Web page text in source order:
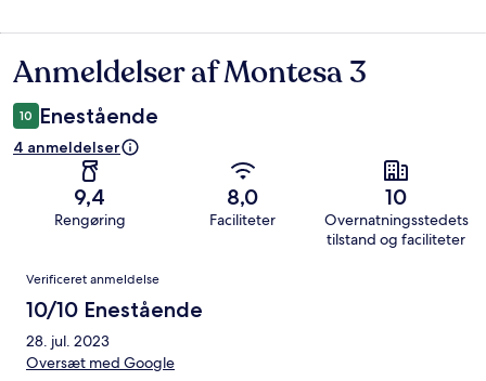
Anmeldelser
Anmeldelser af Montesa 3
10 Enestående
4 anmeldelser
9,4
Rengøring
8,0
Faciliteter
10
Overnatningsstedets
tilstand og faciliteter
Anmeldelser
Verificeret anmeldelse
10/10 Enestående
28. jul. 2023
Oversæt med Google